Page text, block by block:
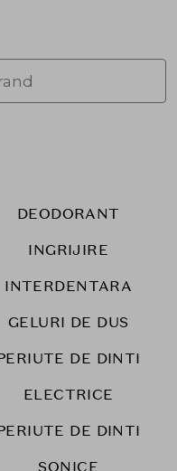
DEODORANT
INGRIJIRE
INTERDENTARA
GELURI DE DUS
DE DINTI
ELECTRICE
DE DINTI
SONICE